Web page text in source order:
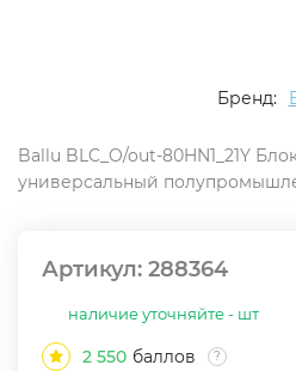
Бренд:
Ballu BLC_O/out-80HN1_21Y
универсальный
Артикул: 288364
наличие уточняйте - шт
2 550 баллов ?